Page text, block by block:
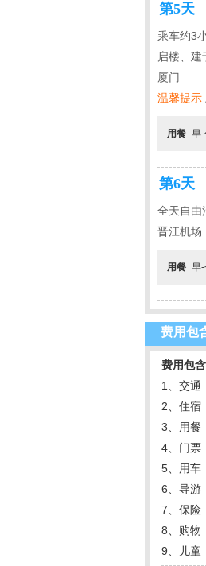
第5天
乘车约3
启楼、
厦门
温馨提示
用餐 早
第6天
全天自由
晋江机场
用餐 早
费用包
费用包含
1、交通
2、住宿
3、用餐
4、门票
5、用车
6、导游
7、保险
8、购物
9、儿童